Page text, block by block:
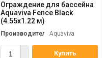
Ограждение для бассейна
Aquaviva Fence Black
(4.55x1.22 м)
Производитель Aquaviva
Купить